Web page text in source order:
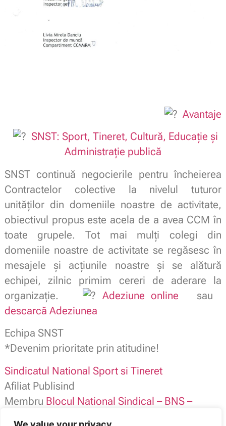
Avantaje
SNST: Sport, Tineret, Cultură, Educație și
Administrație publică
SNST continuă negocierile pentru încheierea
Contractelor colective la nivelul tuturor
unităților din domeniile noastre de activitate,
obiectivul propus este acela de a avea CCM în
toate grupele. Tot mai mulți colegi din
domeniile noastre de activitate se regăsesc în
mesajele şi acţiunile noastre şi se alătură
echipei, zilnic primim cereri de aderare la
organizație.
Adeziune online sau
descarcă Adeziunea
Echipa SNST
*Devenim prioritate prin atitudine!
Sindicatul National Sport si Tineret
Afiliat Publisind
Membru Blocul National Sindical – BNS –
SNST contact: 0784.116.973